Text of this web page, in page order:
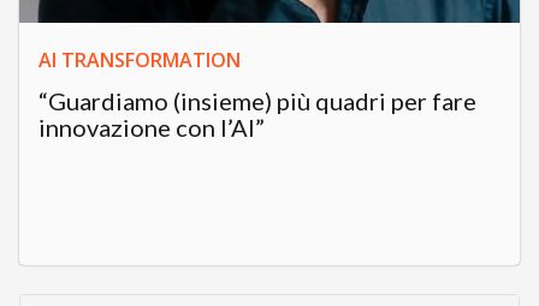
AI TRANSFORMATION
“Guardiamo (insieme) più quadri per fare
innovazione con l’AI”